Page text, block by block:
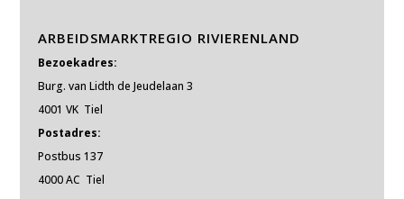
ARBEIDSMARKTREGIO RIVIERENLAND
Bezoekadres:
Burg. van Lidth de Jeudelaan 3
4001 VK Tiel
Postadres:
Postbus 137
4000 AC Tiel